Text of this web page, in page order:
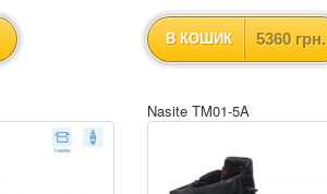
В КОШИК 5360 грн.
Nasite TM01-5A